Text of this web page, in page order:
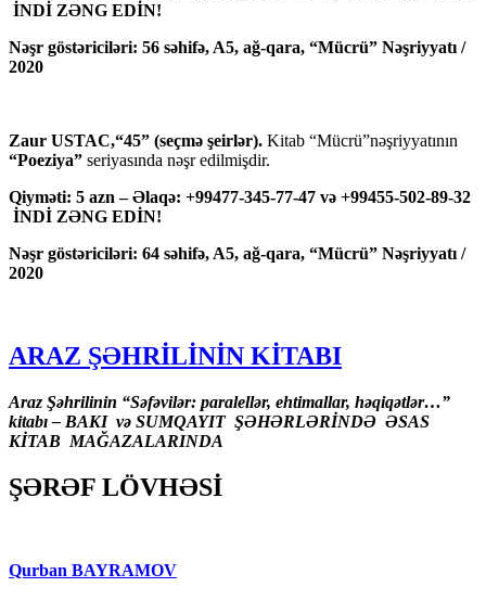
İNDİ ZƏNG EDİN!
Nəşr göstəriciləri: 56 səhifə, A5, ağ-qara, “Mücrü” Nəşriyyatı /
2020
Zaur USTAC,“45” (seçmə şeirlər). Kitab “Mücrü”nəşriyyatının
“Poeziya” seriyasında nəşr edilmişdir.
Qiyməti: 5 azn – Əlaqə: +99477-345-77-47 və +99455-502-89-32
İNDİ ZƏNG EDİN!
Nəşr göstəriciləri: 64 səhifə, A5, ağ-qara, “Mücrü” Nəşriyyatı /
2020
ARAZ ŞƏHRİLİNİN KİTABI
Araz Şəhrilinin “Səfəvilər: paralellər, ehtimallar, həqiqətlər…”
kitabı – BAKI və SUMQAYIT ŞƏHƏRLƏRİNDƏ ƏSAS
KİTAB MAĞAZALARINDA
ŞƏRƏF LÖVHƏSİ
Qurban BAYRAMOV